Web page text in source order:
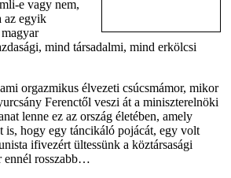
e vagy nem,
az egyik
mind társadalmi, mind erkölcsi
orgazmikus élvezeti csúcsmámor, mikor
Ferenctől veszi át a miniszterelnöki
lenne ez az ország életében, amely
is, hogy egy táncikáló pojácát, egy volt
ifivezért ültessünk a köztársasági
ennél rosszabb…